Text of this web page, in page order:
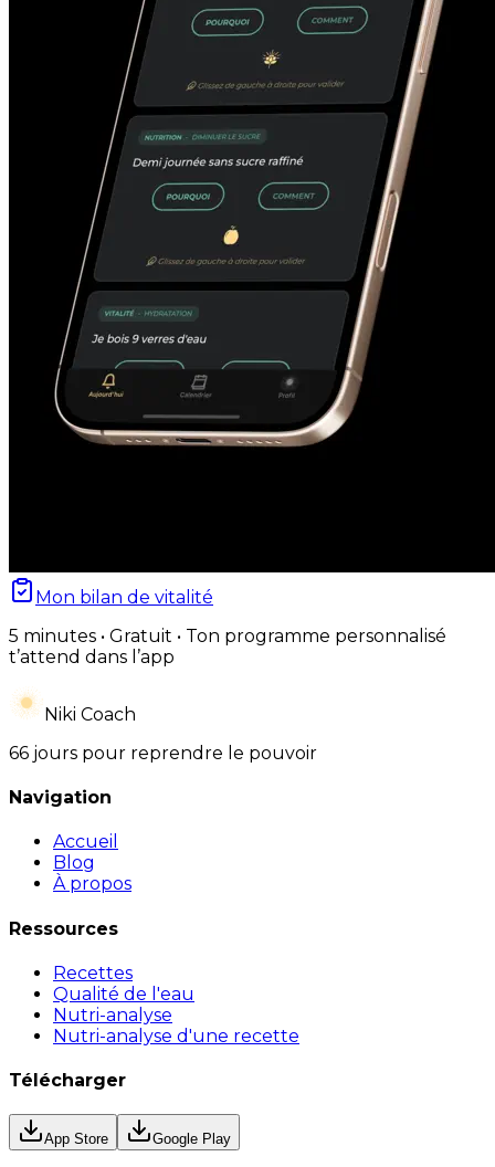
Mon bilan de vitalité
5 minutes • Gratuit • Ton programme personnalisé
t’attend dans l’app
Niki Coach
66 jours pour reprendre le pouvoir
Navigation
Accueil
Blog
À propos
Ressources
Recettes
Qualité de l'eau
Nutri-analyse
Nutri-analyse d'une recette
Télécharger
App Store Google Play